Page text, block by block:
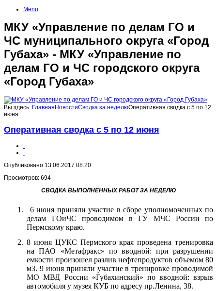
Menu
МКУ «Управление по делам ГО и
ЧС муниципального округа «Город
Губаха» - МКУ «Управление по
делам ГО и ЧС городского округа
«Город Губаха»
Вы здесь: Главная НовостиСводка за неделюОперативная сводка с 5 по 12
июня
Оперативная сводка с 5 по 12 июня
Опубликовано 13.06.2017 08:20
Просмотров: 694
СВОДКА ВЫПОЛНЕННЫХ РАБОТ ЗА НЕДЕЛЮ
1. 6 июня приняли участие в сборе уполномоченных по
делам ГОиЧС проводимом в ГУ МЧС России по
Пермскому краю.
2.8 июня ЦУКС Пермского края проведена тренировка
на ПАО «Метафракс» по вводной: при разрушении
емкости произошел разлив нефтепродуктов объемом 80
м3. 9 июня приняли участие в тренировке проводимой
МО МВД России «Губахинский» по вводной: взрыв
автомобиля у музея КУБ по адресу пр.Ленина, 38.